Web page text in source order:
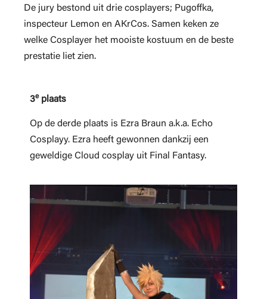
De jury bestond uit drie cosplayers; Pugoffka,
inspecteur Lemon en AKrCos. Samen keken ze
welke Cosplayer het mooiste kostuum en de beste
prestatie liet zien.
3eplaats
Op de derde plaats is Ezra Braun a.k.a. Echo
Cosplayy. Ezra heeft gewonnen dankzij een
geweldige Cloud cosplay uit Final Fantasy.